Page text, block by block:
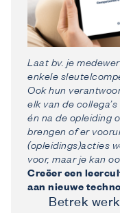
Laat bv. je
enkele
Ook hun
elk van de
én na de opleiding
brengen of er
(opleidings)acties
voor, maar je kan
Creëer een
aan nieuwe
Betrek